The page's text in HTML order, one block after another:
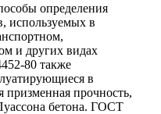
определения
используемых в
и других видах
80 также
в
призменная прочность,
бетона. ГОСТ